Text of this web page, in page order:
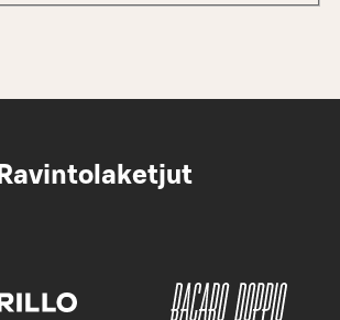
Ravintolaketjut